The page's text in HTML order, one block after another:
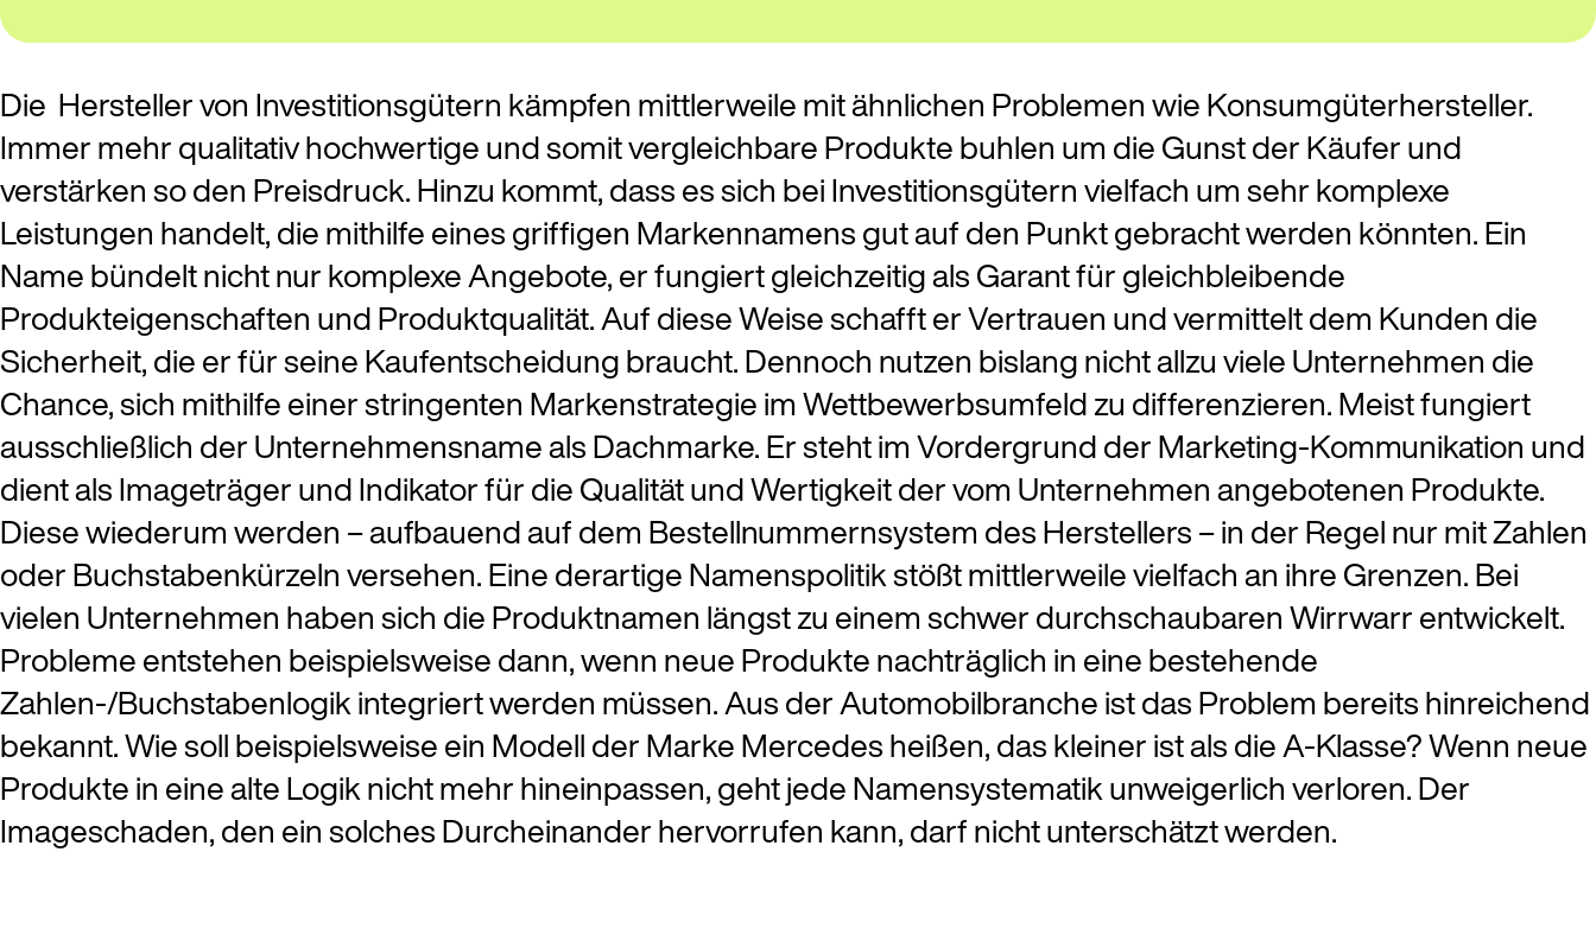
Die Hersteller von Investitionsgütern kämpfen mittlerweile mit ähnlichen Problemen wie Konsumgüterhersteller.
Immer mehr qualitativ hochwertige und somit vergleichbare Produkte buhlen um die Gunst der Käufer und
verstärken so den Preisdruck. Hinzu kommt, dass es sich bei Investitionsgütern vielfach um sehr komplexe
Leistungen handelt, die mithilfe eines griffigen Markennamens gut auf den Punkt gebracht werden könnten. Ein
Name bündelt nicht nur komplexe Angebote, er fungiert gleichzeitig als Garant für gleichbleibende
Produkteigenschaften und Produktqualität. Auf diese Weise schafft er Vertrauen und vermittelt dem Kunden die
Sicherheit, die er für seine Kaufentscheidung braucht. Dennoch nutzen bislang nicht allzu viele Unternehmen die
Chance, sich mithilfe einer stringenten Markenstrategie im Wettbewerbsumfeld zu differenzieren. Meist fungiert
ausschließlich der Unternehmensname als Dachmarke. Er steht im Vordergrund der Marketing-Kommunikation und
dient als Imageträger und Indikator für die Qualität und Wertigkeit der vom Unternehmen angebotenen Produkte.
Diese wiederum werden – aufbauend auf dem Bestellnummernsystem des Herstellers – in der Regel nur mit Zahlen
oder Buchstabenkürzeln versehen. Eine derartige Namenspolitik stößt mittlerweile vielfach an ihre Grenzen. Bei
vielen Unternehmen haben sich die Produktnamen längst zu einem schwer durchschaubaren Wirrwarr entwickelt.
Probleme entstehen beispielsweise dann, wenn neue Produkte nachträglich in eine bestehende
Zahlen-/Buchstabenlogik integriert werden müssen. Aus der Automobilbranche ist das Problem bereits hinreichend
bekannt. Wie soll beispielsweise ein Modell der Marke Mercedes heißen, das kleiner ist als die A-Klasse? Wenn neue
Produkte in eine alte Logik nicht mehr hineinpassen, geht jede Namensystematik unweigerlich verloren. Der
Imageschaden, den ein solches Durcheinander hervorrufen kann, darf nicht unterschätzt werden.